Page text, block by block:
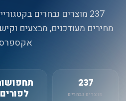
237 מוצרים נבחרים
מחירים מעודכנים, מבצעים
237
מוצרים נבחרים
לפורים